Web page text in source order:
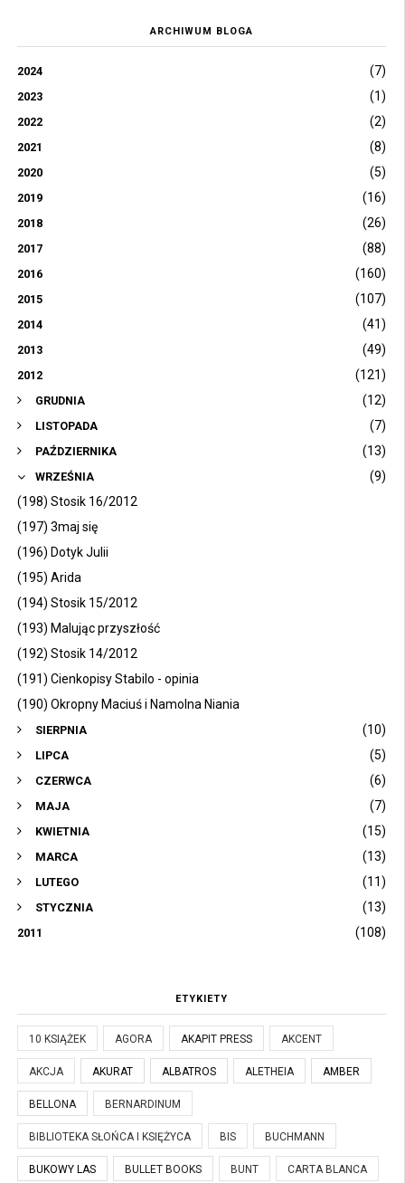
ARCHIWUM BLOGA
2024 (7)
2023 (1)
2022 (2)
2021 (8)
2020 (5)
2019 (16)
2018 (26)
2017 (88)
2016 (160)
2015 (107)
2014 (41)
2013 (49)
2012 (121)
GRUDNIA (12)
LISTOPADA (7)
PAŹDZIERNIKA (13)
WRZEŚNIA
(9)
(198) Stosik 16/2012
(197) 3maj się
(196) Dotyk Julii
(195) Arida
(194) Stosik 15/2012
(193) Malując przyszłość
(192) Stosik 14/2012
(191) Cienkopisy Stabilo - opinia
(190) Okropny Maciuś i Namolna Niania
SIERPNIA (10)
LIPCA (5)
CZERWCA (6)
MAJA (7)
KWIETNIA (15)
MARCA (13)
LUTEGO (11)
STYCZNIA (13)
2011 (108)
ETYKIETY
10 KSIĄŻEK AGORA AKAPIT PRESS AKCENT
AKCJA AKURAT ALBATROS ALETHEIA AMBER
BELLONA BERNARDINUM
BIBLIOTEKA SŁOŃCA I KSIĘŻYCA BIS BUCHMANN
BUKOWY LAS BULLET BOOKS BUNT CARTA BLANCA